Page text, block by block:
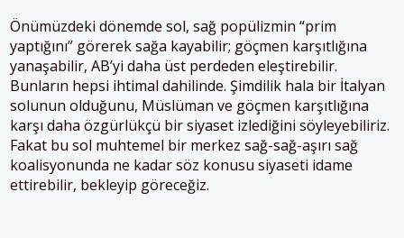
Önümüzdeki dönemde sol, sağ popülizmin “prim
yaptığını” görerek sağa kayabilir; göçmen karşıtlığına
yanaşabilir, AB’yi daha üst perdeden eleştirebilir.
Bunların hepsi ihtimal dahilinde. Şimdilik hala bir İtalyan
solunun olduğunu, Müslüman ve göçmen karşıtlığına
karşı daha özgürlükçü bir siyaset izlediğini söyleyebiliriz.
Fakat bu sol muhtemel bir merkez sağ-sağ-aşırı sağ
koalisyonunda ne kadar söz konusu siyaseti idame
ettirebilir, bekleyip göreceğiz.